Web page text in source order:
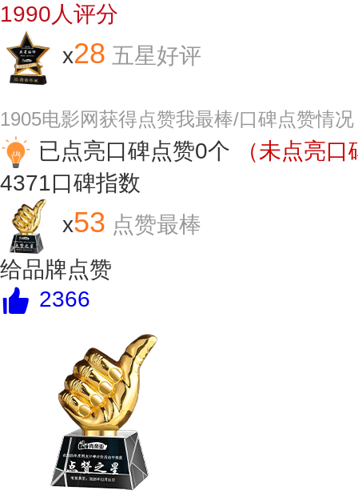
1990人评分
x28 五星好评
1905电影网获得点赞我最棒/口碑点赞情
已点亮口碑点赞0个
（未点亮
4371口碑指数
x53 点赞最棒
给品牌点赞
2366